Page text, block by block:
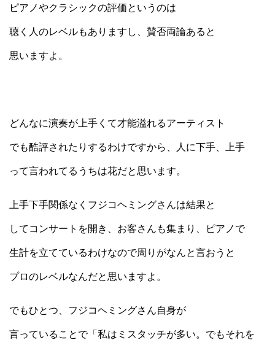
ピアノやクラシックの評価というのは
聴く人のレベルもありますし、賛否両論あると
思いますよ。
どんなに演奏が上手くて才能溢れるアーティスト
でも酷評されたりするわけですから、人に下手、上手
って言われてるうちは花だと思います。
上手下手関係なくフジコヘミングさんは結果と
してコンサートを開き、お客さんも集まり、ピアノで
生計を立てているわけなので周りがなんと言おうと
プロのレベルなんだと思いますよ。
でもひとつ、フジコヘミングさん自身が
言っていることで「私はミスタッチが多い。でもそれを